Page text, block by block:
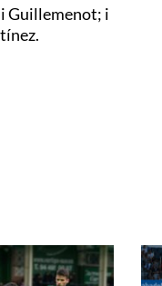
Guillemenot; i